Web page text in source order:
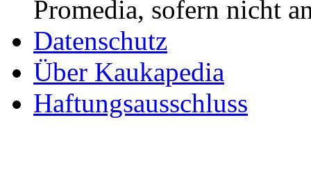
Promedia, sofern nicht
Datenschutz
Über Kaukapedia
Haftungsausschluss